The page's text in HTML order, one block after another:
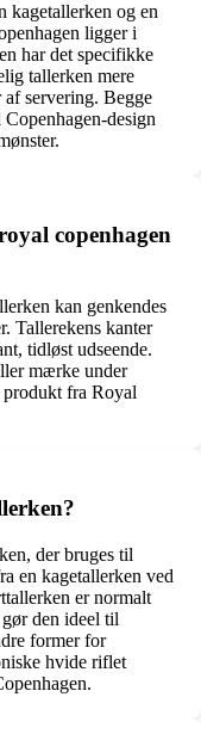
kagetallerken og en
ligger i
har det specifikke
tallerken mere
servering. Begge
design
copenhagen
kan genkendes
Tallerekens kanter
tidløst udseende.
mærke under
produkt fra Royal
der bruges til
en kagetallerken ved
er normalt
den ideel til
former for
hvide riflet